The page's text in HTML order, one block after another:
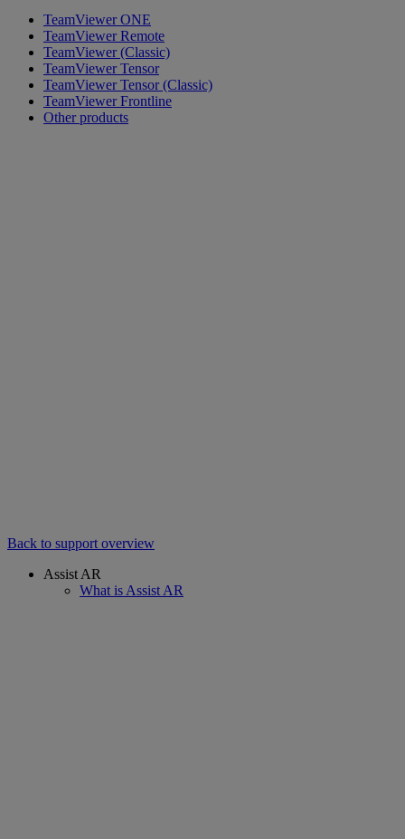
TeamViewer ONE
TeamViewer Remote
TeamViewer (Classic)
TeamViewer Tensor
TeamViewer Tensor (Classic)
TeamViewer Frontline
Other products
Back to support overview
Assist AR
What is Assist AR